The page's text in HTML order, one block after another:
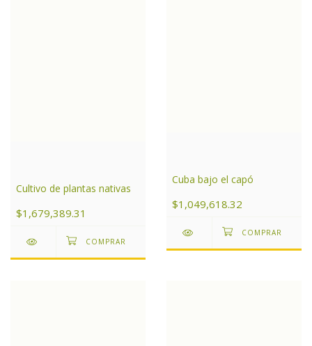
Cultivo de plantas nativas
$1,679,389.31
Cuba bajo el capó
$1,049,618.32